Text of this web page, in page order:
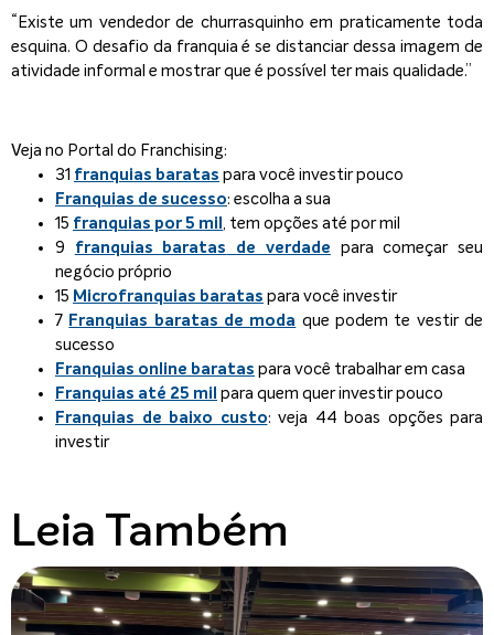
“Existe um vendedor de churrasquinho em praticamente toda
esquina. O desafio da franquia é se distanciar dessa imagem de
atividade informal e mostrar que é possível ter mais qualidade.”
Veja no Portal do Franchising:
31 franquias baratas para você investir pouco
Franquias de sucesso: escolha a sua
15 franquias por 5 mil , tem opções até por mil
9 franquias baratas de verdade para começar seu
negócio próprio
15 Microfranquias baratas para você investir
7 Franquias baratas de moda que podem te vestir de
sucesso
Franquias online baratas para você trabalhar em casa
Franquias até 25 mil para quem quer investir pouco
Franquias de baixo custo: veja 44 boas opções para
investir
Leia Também